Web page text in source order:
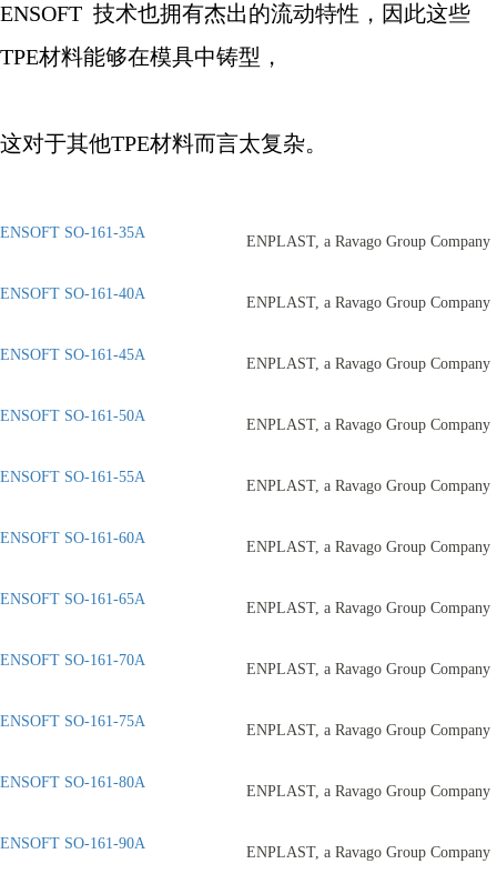
ENSOFT 技术也拥有杰出的流动特性，因此这些
TPE材料能够在模具中铸型，
这对于其他TPE材料而言太复杂。
ENSOFT SO-161-35A
ENPLAST, a Ravago Group Company
ENSOFT SO-161-40A
ENPLAST, a Ravago Group Company
ENSOFT SO-161-45A
ENPLAST, a Ravago Group Company
ENSOFT SO-161-50A
ENPLAST, a Ravago Group Company
ENSOFT SO-161-55A
ENPLAST, a Ravago Group Company
ENSOFT SO-161-60A
ENPLAST, a Ravago Group Company
ENSOFT SO-161-65A
ENPLAST, a Ravago Group Company
ENSOFT SO-161-70A
ENPLAST, a Ravago Group Company
ENSOFT SO-161-75A
ENPLAST, a Ravago Group Company
ENSOFT SO-161-80A
ENPLAST, a Ravago Group Company
ENSOFT SO-161-90A
ENPLAST, a Ravago Group Company